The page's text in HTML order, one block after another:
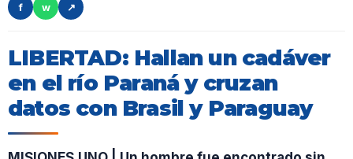
f
w ↗
LIBERTAD: Hallan un cadáver
en el río Paraná y cruzan
datos con Brasil y Paraguay